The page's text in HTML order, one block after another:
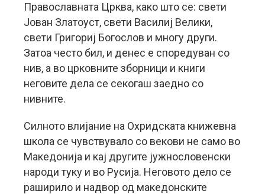
Православната Црква, како што се: свети
Јован Златоуст, свети Василиј Велики,
свети Григориј Богослов и многу други.
Затоа често бил, и денес е споредуван со
нив, а во црковните зборници и книги
неговите дела се секогаш заедно со
нивните.
Силното влијание на Охридската книжевна
школа се чувствувало со векови не само во
Македонија и кај другите јужнословенски
народи туку и во Русија. Неговото дело се
раширило и надвор од македонските